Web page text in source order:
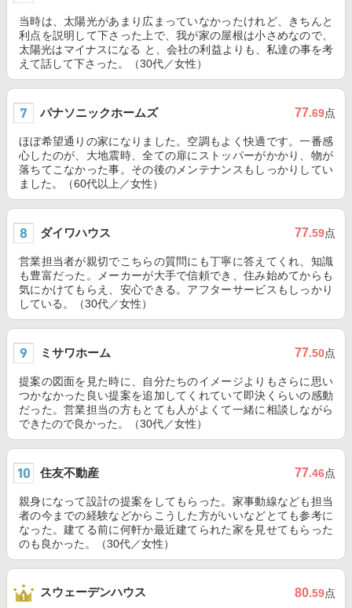
当時は、太陽光があまり広まっていなかったけれど、きちんと
利点を説明して下さった上で、我が家の屋根は小さめなので、
太陽光はマイナスになる と、会社の利益よりも、私達の事を考
えて話して下さった。（30代／女性）
パナソニックホームズ 77.69点
ほぼ希望通りの家になりました。空調もよく快適です。一番感
心したのが、大地震時、全ての扉にストッパーがかかり、物が
落ちてこなかった事。その後のメンテナンスもしっかりしてい
ました。（60代以上／女性）
ダイワハウス 77.59点
営業担当者が親切でこちらの質問にも丁寧に答えてくれ、知識
も豊富だった。メーカーが大手で信頼でき、住み始めてからも
気にかけてもらえ、安心できる。アフターサービスもしっかり
している。（30代／女性）
ミサワホーム 77.50点
提案の図面を見た時に、自分たちのイメージよりもさらに思い
つかなかった良い提案を追加してくれていて即決くらいの感動
だった。営業担当の方もとても人がよくて一緒に相談しながら
できたので良かった。（30代／女性）
住友不動産 77.46点
親身になって設計の提案をしてもらった。家事動線なども担当
者の今までの経験などからこうした方がいいなどとても参考に
なった。建てる前に何軒か最近建てられた家を見せてもらった
のも良かった。（30代／女性）
スウェーデンハウス 80.59点